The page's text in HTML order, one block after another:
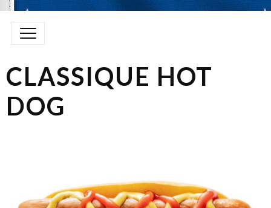
CLASSIQUE HOT
DOG